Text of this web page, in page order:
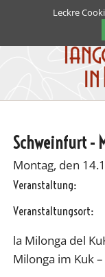
Schweinfurt -
Montag, den
Veranstaltung:
Veranstaltungsort:
la Milonga del
Milonga im Kuk
Leckre